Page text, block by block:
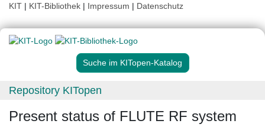
KIT | KIT-Bibliothek | Impressum | Datenschutz
Suche im KITopen-Katalog
Repository KITopen
Present status of FLUTE RF system